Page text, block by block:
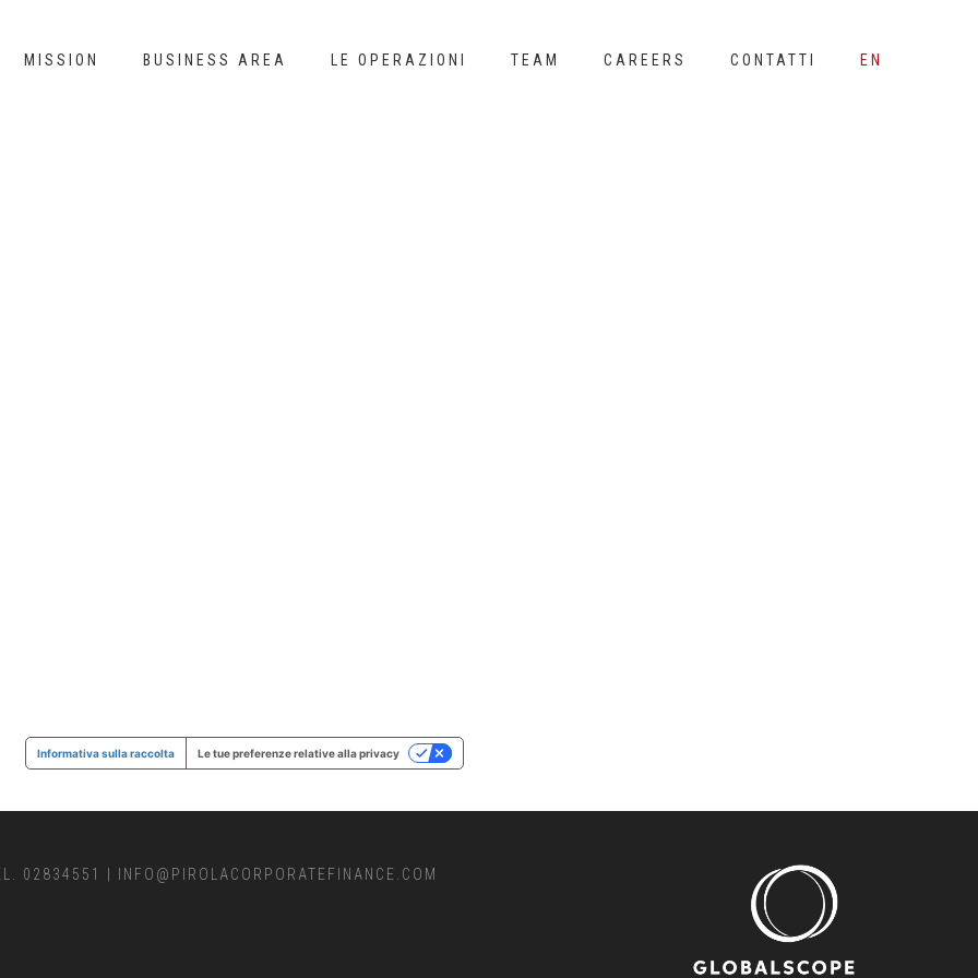
MISSION BUSINESS AREA LE OPERAZIONI TEAM CAREERS CONTATTI EN
02834551 INFO@PIROLACORPORATEFINANCE.COM
Informativa sulla raccolta Le tue preferenze relative alla privacy